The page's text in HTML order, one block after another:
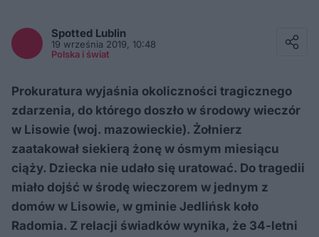
Spotted Lublin
19 września 2019, 10:48
Polska i świat
Prokuratura wyjaśnia okoliczności tragicznego
zdarzenia, do którego doszło w środowy wieczór
w Lisowie (woj. mazowieckie). Żołnierz
zaatakował siekierą żonę w ósmym miesiącu
ciąży. Dziecka nie udało się uratować. Do tragedii
miało dojść w środę wieczorem w jednym z
domów w Lisowie, w gminie Jedlińsk koło
Radomia. Z relacji świadków wynika, że 34-letni